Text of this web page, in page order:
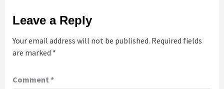
Leave a Reply
Your email address will not be published. Required fields
are marked *
Comment *